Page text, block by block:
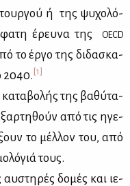
ή της ψυ­χο­λό­
έρευ­να της
OECD
το έρ­γο της δι­δα­σκα­
2040. [1]
κα­τα­βο­λής της βα­θύ­τα­
από τις ηγε­
το μέλ­λον του, από
τους.
αυ­στη­ρές δο­μές και ιε­